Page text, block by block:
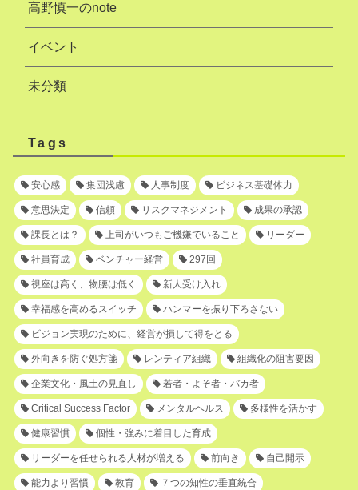
高野慎一のnote
イベント
未分類
Tags
安心感 集団浅慮 人事制度 ビジネス基礎体力
意思決定 信頼 リスクマネジメント 成果の承認
課長とは？ 上司がいつもご機嫌でいること リーダー
社員育成 ベンチャー経営 297回
視座は高く、物腰は低く 新人受け入れ
幸福感を高めるスイッチ ハンマーを振り下ろさない
ビジョン実現のために、経営が損して得をとる
外向きを防ぐ処方箋 レンティア組織 組織化の阻害要因
企業文化・風土の見直し 若者・よそ者・バカ者
Critical Success Factor メンタルヘルス 多様性を活かす
健康習慣 個性・強みに着目した育成
リーダーを任せられる人材が増える 前向き 自己開示
能力より習慣 教育 ７つの知性の垂直統合